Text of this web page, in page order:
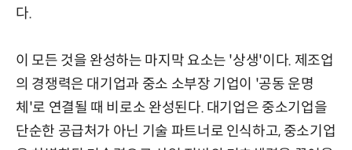
다.
이 모든 것을 완성하는 마지막 요소는 '상생'이다. 제조업
의 경쟁력은 대기업과 중소 소부장 기업이 '공동 운명
체'로 연결될 때 비로소 완성된다. 대기업은 중소기업을
단순한 공급처가 아닌 기술 파트너로 인식하고, 중소기업